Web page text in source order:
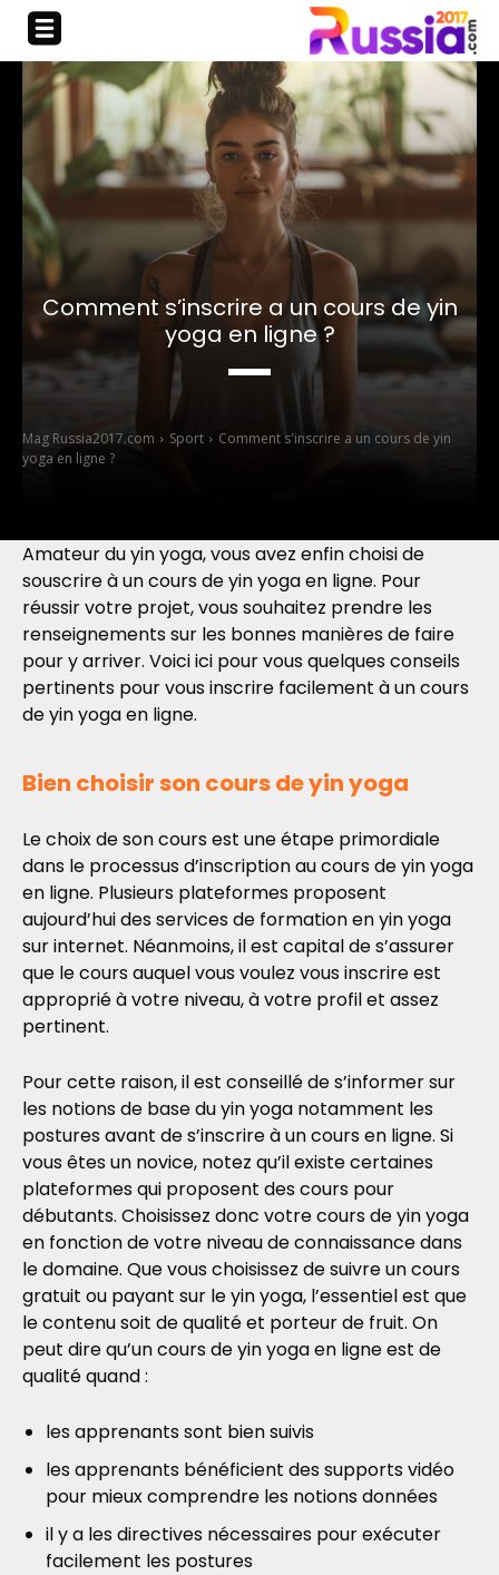
Comment s’inscrire a un cours de yin
yoga en ligne ?
Mag Russia2017.com Sport
Comment s'inscrire a un cours de yin
yoga en ligne ?
Amateur du yin yoga, vous avez enfin choisi de
souscrire à un cours de yin yoga en ligne. Pour
réussir votre projet, vous souhaitez prendre les
renseignements sur les bonnes manières de faire
pour y arriver. Voici ici pour vous quelques conseils
pertinents pour vous inscrire facilement à un cours
de yin yoga en ligne.
Bien choisir son cours de yin yoga
Le choix de son cours est une étape primordiale
dans le processus d’inscription au cours de yin yoga
en ligne. Plusieurs plateformes proposent
aujourd’hui des services de formation en yin yoga
sur internet. Néanmoins, il est capital de s’assurer
que le cours auquel vous voulez vous inscrire est
approprié à votre niveau, à votre profil et assez
pertinent.
Pour cette raison, il est conseillé de s’informer sur
les notions de base du yin yoga notamment les
postures avant de s’inscrire à un cours en ligne. Si
vous êtes un novice, notez qu’il existe certaines
plateformes qui proposent des cours pour
débutants. Choisissez donc votre cours de yin yoga
en fonction de votre niveau de connaissance dans
le domaine. Que vous choisissez de suivre un cours
gratuit ou payant sur le yin yoga, l’essentiel est que
le contenu soit de qualité et porteur de fruit. On
peut dire qu’un cours de yin yoga en ligne est de
qualité quand :
les apprenants sont bien suivis
les apprenants bénéficient des supports vidéo
pour mieux comprendre les notions données
il y a les directives nécessaires pour exécuter
facilement les postures